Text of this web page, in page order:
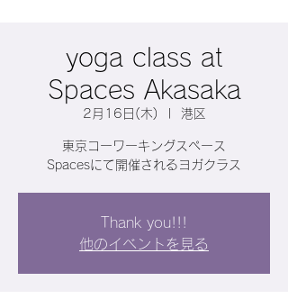
yoga class at
Spaces Akasaka
2月16日(木) 港区
東京コーワーキングスペース
Spacesにて開催されるヨガクラス
Thank you!!!
他のイベントを見る